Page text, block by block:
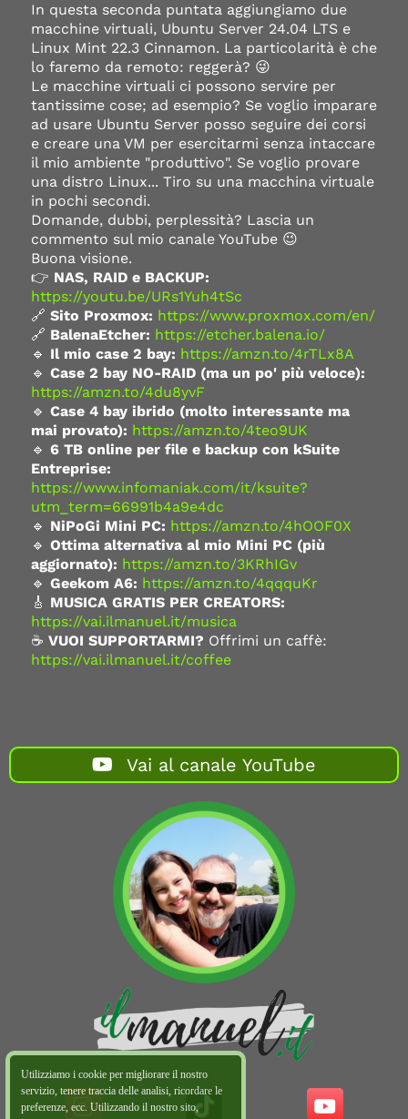
Utilizziamo i cookie per migliorare il nostro
servizio, tenere traccia delle analisi, ricordare le
preferenze, ecc. Utilizzando il nostro sito,
In questa seconda puntata aggiungiamo due
macchine virtuali, Ubuntu Server 24.04 LTS e
Linux Mint 22.3 Cinnamon. La particolarità è che
lo faremo da remoto: reggerà? 😜
Le macchine virtuali ci possono servire per
tantissime cose; ad esempio? Se voglio imparare
ad usare Ubuntu Server posso seguire dei corsi
e creare una VM per esercitarmi senza intaccare
il mio ambiente "produttivo". Se voglio provare
una distro Linux... Tiro su una macchina virtuale
in pochi secondi.
Domande, dubbi, perplessità? Lascia un
commento sul mio canale YouTube 😉
Buona visione.
👉 NAS, RAID e BACKUP:
https://youtu.be/URs1Yuh4tSc
🔗 Sito Proxmox: https://www.proxmox.com/en/
🔗 BalenaEtcher: https://etcher.balena.io/
🔹 Il mio case 2 bay: https://amzn.to/4rTLx8A
🔹 Case 2 bay NO-RAID (ma un po' più veloce):
https://amzn.to/4du8yvF
🔹 Case 4 bay ibrido (molto interessante ma
mai provato): https://amzn.to/4teo9UK
🔹 6 TB online per file e backup con kSuite
Entreprise:
https://www.infomaniak.com/it/ksuite?
utm_term=66991b4a9e4dc
🔹 NiPoGi Mini PC: https://amzn.to/4hOOF0X
🔹 Ottima alternativa al mio Mini PC (più
aggiornato): https://amzn.to/3KRhIGv
🔹 Geekom A6: https://amzn.to/4qqquKr
🎸 MUSICA GRATIS PER CREATORS:
https://vai.ilmanuel.it/musica
☕ VUOI SUPPORTARMI? Offrimi un caffè:
https://vai.ilmanuel.it/coffee
Vai al canale YouTube